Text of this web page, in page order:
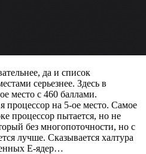
да и список
серьезнее. Здесь в
место с 460 баллами.
процессор на 5-ое место. Самое
процессор пытается, но не
без многопоточности, но с
лучше. Сказывается халтура
E-ядер…